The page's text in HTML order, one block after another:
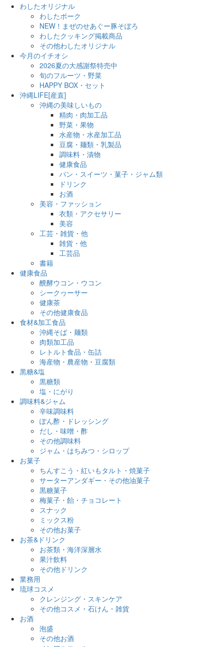
わしたオリジナル
わしたポーク
NEW！まぜのせあぐー豚そぼろ
わしたクッキング掲載商品
その他わしたオリジナル
今月のイチオシ
2026夏の大感謝祭特売中
旬のフルーツ・野菜
HAPPY BOX・セット
沖縄LIFE[産直]
沖縄の美味しいもの
精肉・肉加工品
野菜・果物
水産物・水産加工品
豆腐・麺類・乳製品
調味料・漬物
健康食品
パン・スイーツ・菓子・ジャム類
ドリンク
お酒
美容・ファッション
衣類・アクセサリー
美容
工芸・雑貨・他
雑貨・他
工芸品
書籍
健康食品
醗酵ウコン・ウコン
シークヮーサー
健康茶
その他健康食品
食材&加工食品
沖縄そば・麺類
肉類加工品
レトルト食品・缶詰
海産物・農産物・豆腐類
黒糖&塩
黒糖類
塩・にがり
調味料&ジャム
辛味調味料
ぽん酢・ドレッシング
だし・味噌・酢
その他調味料
ジャム・はちみつ・シロップ
お菓子
ちんすこう・紅いもタルト・焼菓子
サーターアンダギー・その他油菓子
黒糖菓子
梅菓子・飴・チョコレート
スナック
ミックス粉
その他お菓子
お茶&ドリンク
お茶類・海洋深層水
果汁飲料
その他ドリンク
業務用
琉球コスメ
クレンジング・スキンケア
その他コスメ・石けん・雑貨
お酒
泡盛
その他お酒